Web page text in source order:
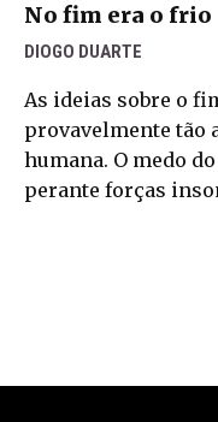
No fim era o frio
DIOGO DUARTE
As ideias sobre o
provavelmente tão
humana. O medo
perante forças